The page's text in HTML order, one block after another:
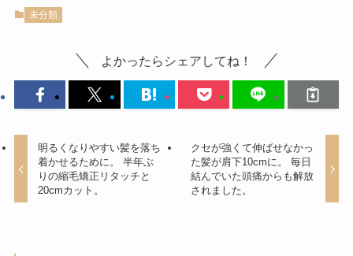
未分類
よかったらシェアしてね！
明るくなりやすい髪を落ち
着かせるために。 半年ぶ
りの縮毛矯正リタッチと
20cmカット。
クセが強くて伸ばせなかっ
た髪が肩下10cmに。 毎日
結んでいた頭痛からも解放
されました。